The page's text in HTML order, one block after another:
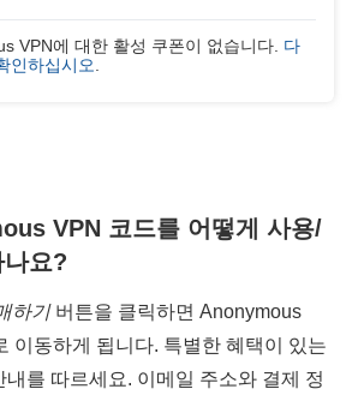
VPN에 대한 활성 쿠폰이 없습니다. 다
인하십시오
VPN 코드를 어떻게 사용/
요?
하기버튼을 클릭하면 Anonymous
이동하게 됩니다. 특별한 혜택이 있는
를 따르세요. 이메일 주소와 결제 정